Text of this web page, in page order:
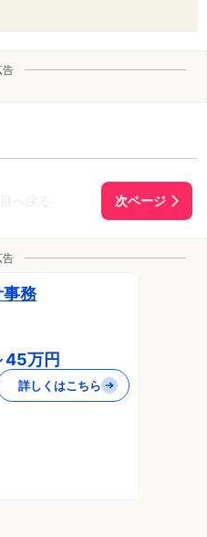
告
告
事務
45万円
詳しくはこちら